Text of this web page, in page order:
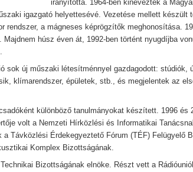
irányította. 1964-ben kinevezték a
igazgató helyettesévé. Vezetése mellett készült
rendszer, a mágneses képrögzítők meghonosítása.
húsz éven át, 1992-ben történt nyugdíjba
sok új műszaki létesítménnyel gazdagodott: stúdiók,
klímarendszer, épületek, stb., és megjelentek az
különböző tanulmányokat készített. 1996 és
volt a Nemzeti Hírközlési és Informatikai
a Távközlési Érdekegyeztető Fórum (TÉF) Felügyelő
Komplex Bizottságának.
Bizottságának elnöke. Részt vett a